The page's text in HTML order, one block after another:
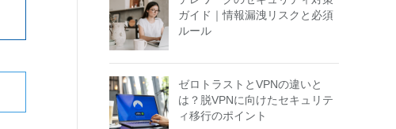
ガイド｜情報漏洩リスクと必須
ルール
ゼロトラストとVPNの違いと
は？脱VPNに向けたセキュリテ
ィ移行のポイント